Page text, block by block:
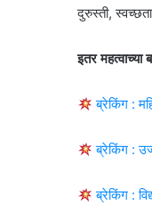
दुरुस्ती,
इतर महत्वाच्या
ब्रेकिंग :
ब्रेकिंग :
ब्रेकिंग :